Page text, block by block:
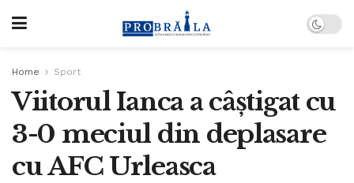
Home Sport
Viitorul Ianca a câștigat cu
3-0 meciul din deplasare
cu AFC Urleasca